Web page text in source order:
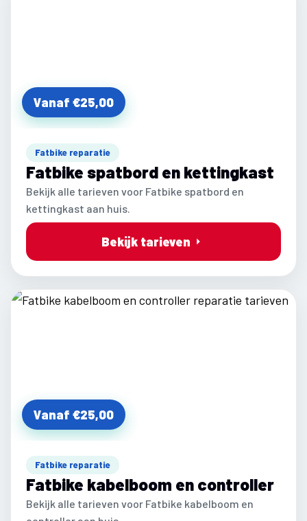
Vanaf €25,00
Fatbike reparatie
Fatbike spatbord en kettingkast
Bekijk alle tarieven voor Fatbike spatbord en
kettingkast aan huis.
Bekijk tarieven
Vanaf €25,00
Fatbike reparatie
Fatbike kabelboom en controller
Bekijk alle tarieven voor Fatbike kabelboom en